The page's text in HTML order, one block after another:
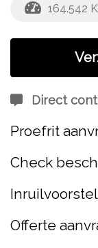
164.542
Direct
Proefrit
Check
Offerte